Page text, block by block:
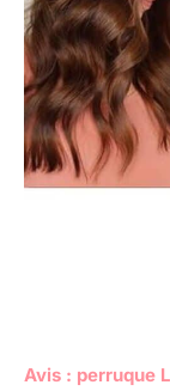
Avis : perruque